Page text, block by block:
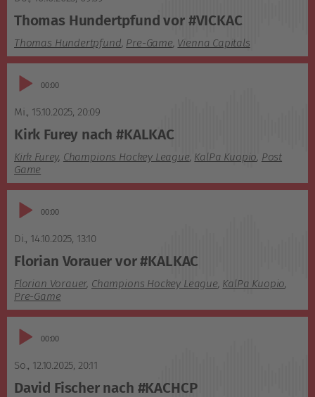
Thomas Hundertpfund vor #VICKAC
Thomas Hundertpfund, Pre-Game, Vienna Capitals
Audio-00:00
Mi., 15.10.2025, 20:09
Kirk Furey nach #KALKAC
Kirk Furey, Champions Hockey League, KalPa Kuopio, Post
Game
Audio-00:00
Di., 14.10.2025, 13:10
Florian Vorauer vor #KALKAC
Florian Vorauer, Champions Hockey League, KalPa Kuopio,
Pre-Game
Audio-00:00
So., 12.10.2025, 20:11
David Fischer nach #KACHCP